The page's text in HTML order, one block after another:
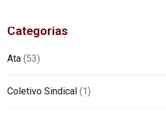
Categorias
Ata (53)
Coletivo Sindical (1)